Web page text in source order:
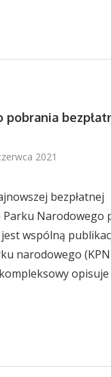
pobrania
2021
bezpłatnej
Narodowego
wspólną
narodowego
opisuje